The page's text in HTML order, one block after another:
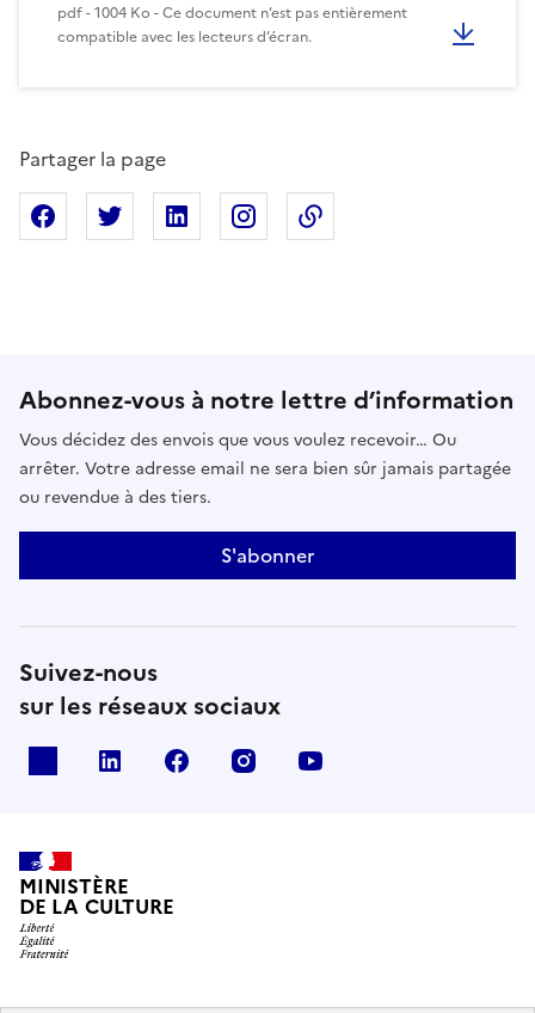
pdf - 1004 Ko - Ce document n’est pas entièrement
compatible avec les lecteurs d’écran.
Partager la page
Partager sur Facebook
Partager sur XPartager sur Linkedin
Partager sur Instagram
Abonnez-vous à notre lettre d’information
Vous décidez des envois que vous voulez recevoir… Ou
arrêter. Votre adresse email ne sera bien sûr jamais partagée
ou revendue à des tiers.
S'abonner
Suivez-nous
sur les réseaux sociaux
linkedin facebook instagram
MINISTÈRE
DE LA CULTURE